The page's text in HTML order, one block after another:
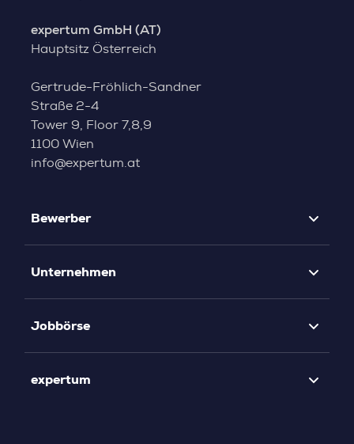
expertum GmbH (AT)
Hauptsitz Österreich
Gertrude-Fröhlich-Sandner
Straße 2-4
Tower 9, Floor 7,8,9
1100 Wien
info@expertum.at
Bewerber
Unternehmen
Jobbörse
expertum